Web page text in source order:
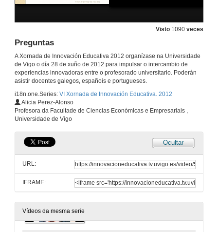
Visto 1090 veces
Preguntas
A Xornada de Innovación Educativa 2012 organízase na Universidade
de Vigo o día 28 de xuño de 2012 para impulsar o intercambio de
experiencias innovadoras entre o profesorado universitario. Poderán
asistir docentes galegos, españois e portugueses.
i18n.one.Series: VI Xornada de Innovación Educativa. 2012
Alicia Perez-Alonso
Profesora da Facultade de Ciencias Económicas e Empresariais ,
Universidade de Vigo
Ocultar
URL:
IFRAME:
Vídeos da mesma serie
28 de xuño de 2012
28 de xuño de 2012
Análisis cualitativo na adaptación de novas materias ao EEES.